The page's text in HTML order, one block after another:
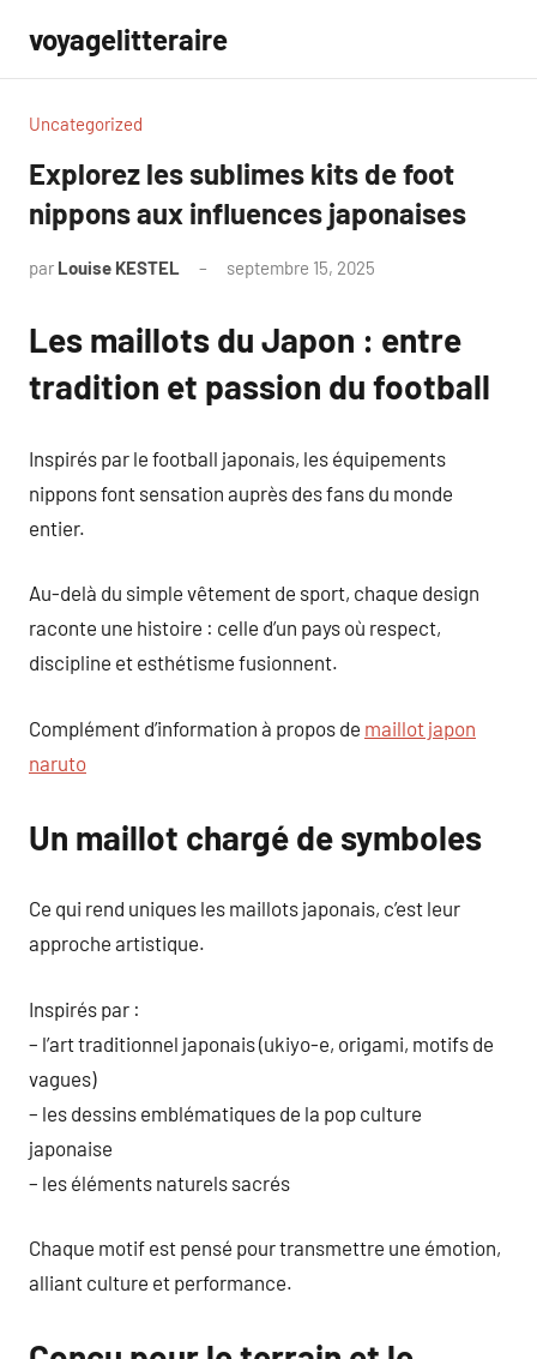
contenu
voyagelitteraire
Uncategorized
Explorez les sublimes kits de foot
nippons aux influences japonaises
par Louise KESTEL septembre 15, 2025
Les maillots du Japon : entre
tradition et passion du football
Inspirés par le football japonais, les équipements
nippons font sensation auprès des fans du monde
entier.
Au-delà du simple vêtement de sport, chaque design
raconte une histoire : celle d’un pays où respect,
discipline et esthétisme fusionnent.
Complément d’information à propos de maillot japon
naruto
Un maillot chargé de symboles
Ce qui rend uniques les maillots japonais, c’est leur
approche artistique.
Inspirés par :
– l’art traditionnel japonais (ukiyo-e, origami, motifs de
vagues)
– les dessins emblématiques de la pop culture
japonaise
– les éléments naturels sacrés
Chaque motif est pensé pour transmettre une émotion,
alliant culture et performance.